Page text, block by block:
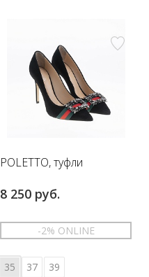
POLETTO, туфли
8 250 руб.
-2% ONLINE
35 37 39